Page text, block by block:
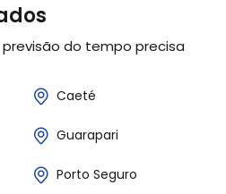
do tempo precisa
Caeté
Guarapari
Porto Seguro